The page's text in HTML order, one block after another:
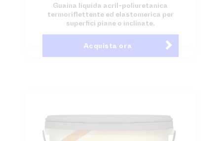
Guaina liquida acril-poliuretanica
termoriflettente ed elastomerica per
superfici piane o inclinate.
Acquista ora